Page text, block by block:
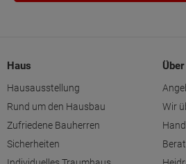
Haus
Hausausstellung
Rund um den Hausbau
Zufriedene Bauherren
Sicherheiten
Wir